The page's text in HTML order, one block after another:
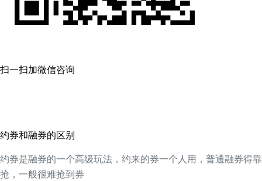
扫一扫加微信咨询
约券和融券的区别
约券是融券的一个高级玩法，约来的券一个人用，普通融券得靠
抢，一般很难抢到券